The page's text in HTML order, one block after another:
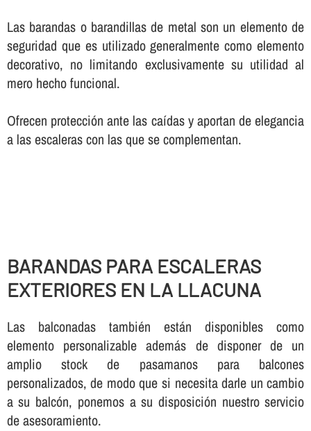
Las barandas o barandillas de metal son un elemento de
seguridad que es utilizado generalmente como elemento
decorativo, no limitando exclusivamente su utilidad al
mero hecho funcional.
Ofrecen protección ante las caí­das y aportan de elegancia
a las escaleras con las que se complementan.
BARANDAS PARA ESCALERAS
EXTERIORES EN LA LLACUNA
Las balconadas también están disponibles como
elemento personalizable además de disponer de un
amplio stock de pasamanos para balcones
personalizados, de modo que si necesita darle un cambio
a su balcón, ponemos a su disposición nuestro servicio
de asesoramiento.